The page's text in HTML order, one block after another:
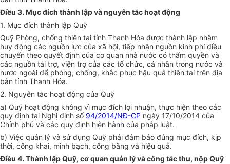
Điều 3. Mục đích thành lập và nguyên tắc hoạt động
1. Mục đích thành lập Quỹ
Quỹ Phòng, chống thiên tai tỉnh Thanh Hóa được thành lập nhằm
huy động các nguồn lực của xã hội, tiếp nhận nguồn kinh phí điều
chuyển theo quyết định của cơ quan nhà nước có thẩm quyền và
các nguồn tài trợ, viện trợ của các tổ chức, cá nhân trong nước và
nước ngoài để phòng, chống, khắc phục hậu quả thiên tai trên địa
bàn tỉnh Thanh Hóa.
2. Nguyên tắc hoạt động của Quỹ
a) Quỹ hoạt động không vì mục đích lợi nhuận, thực hiện theo các
quy định tại Nghị định số 94/2014/NĐ-CP ngày 17/10/2014 của
Chính phủ và các quy định hiện hành của pháp luật.
b) Việc quản lý và sử dụng Quỹ phải đảm bảo đúng mục đích, kịp
thời, công khai, minh bạch, công bằng và hiệu quả.
Điều 4. Thành lập Quỹ, cơ quan quản lý và công tác thu, nộp Quỹ